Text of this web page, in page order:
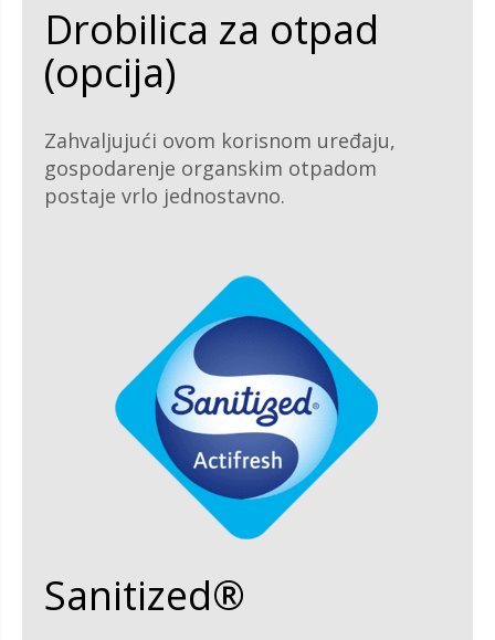
Drobilica za otpad
(opcija)
Zahvaljujući ovom korisnom uređaju,
gospodarenje organskim otpadom
postaje vrlo jednostavno.
Sanitized®